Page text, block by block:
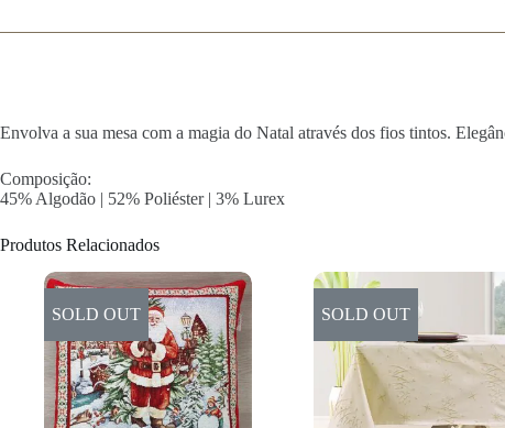
Envolva a sua mesa com a magia do Natal através dos fios tintos.
Composição:
45% Algodão | 52% Poliéster | 3% Lurex
Produtos Relacionados
SOLD OUT SOLD OUT